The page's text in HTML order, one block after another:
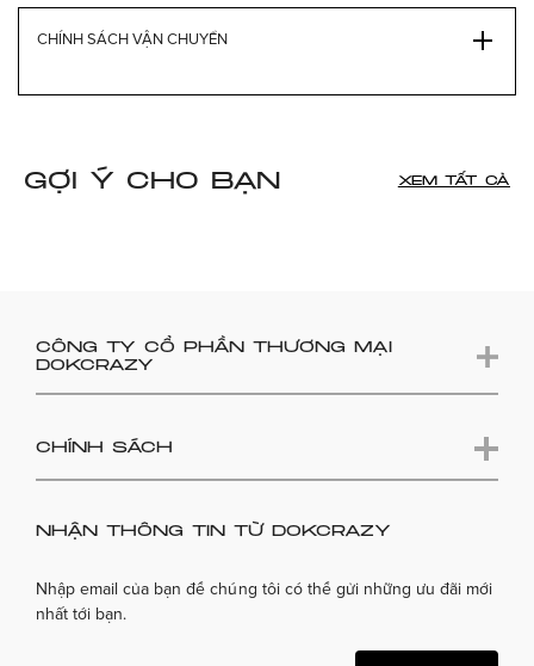
CHÍNH SÁCH VẬN CHUYỂN
GỢI Ý CHO BẠN XEM TẤT CẢ
CÔNG TY CỔ PHẦN THƯƠNG MẠI
DOKCRAZY
CHÍNH SÁCH
NHẬN THÔNG TIN TỪ DOKCRAZY
Nhập email của bạn để chúng tôi có thể gửi những ưu đãi mới
nhất tới bạn.